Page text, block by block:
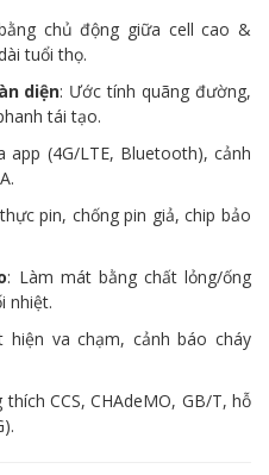
chủ động giữa cell cao &
tuổi thọ.
diện: Ước tính quãng đường,
tái tạo.
app (4G/LTE, Bluetooth), cảnh
pin, chống pin giả, chip bảo
: Làm mát bằng chất lỏng/ống
nhiệt.
hiện va chạm, cảnh báo cháy
thích CCS, CHAdeMO, GB/T, hỗ